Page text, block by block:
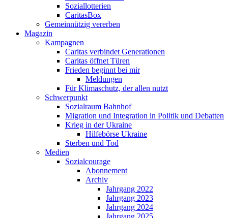
Soziallotterien
CaritasBox
Gemeinnützig vererben
Magazin
Kampagnen
Caritas verbindet Generationen
Caritas öffnet Türen
Frieden beginnt bei mir
Meldungen
Für Klimaschutz, der allen nutzt
Schwerpunkt
Sozialraum Bahnhof
Migration und Integration in Politik und Debatten
Krieg in der Ukraine
Hilfebörse Ukraine
Sterben und Tod
Medien
Sozialcourage
Abonnement
Archiv
Jahrgang 2022
Jahrgang 2023
Jahrgang 2024